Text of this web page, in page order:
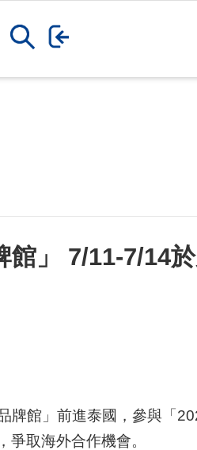
」 7/11-7/14
牌館」前進泰國，參與「
取海外合作機會。